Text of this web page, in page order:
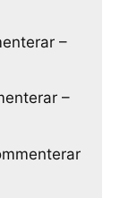
–
–